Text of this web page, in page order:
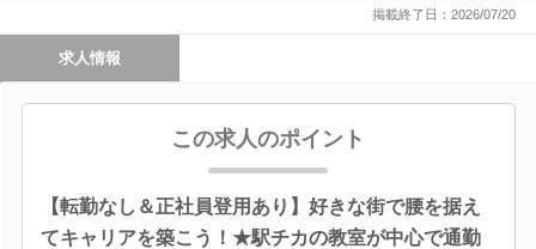
掲載終了日：2026/07/20
求人情報
この求人のポイント
【転勤なし＆正社員登用あり】好きな街で腰を据え
てキャリアを築こう！★駅チカの教室が中心で通勤